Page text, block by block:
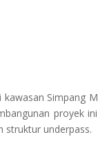
Simpang
proyek
struktur underpass.